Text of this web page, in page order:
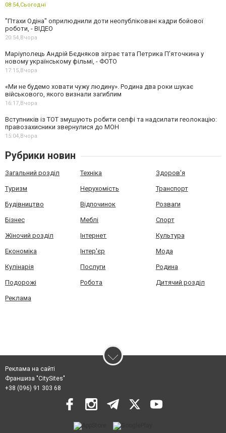
08:54,Сьогодні
"Птахи Одіна" оприлюднили доти неопубліковані кадри бойової
роботи, - ВІДЕО
20:54,Вчора
Маріуполець Андрій Бєдняков зіграє тата Петрика П’яточкина у
новому українському фільмі, - ФОТО
17:15,Вчора
«Ми не будемо ховати чужу людину». Родина два роки шукає
військового, якого визнали загиблим
16:17,Вчора
Вступників із ТОТ змушують робити селфі та надсилати геолокацію:
правозахисники звернулися до МОН
15:04,Вчора
Рубрики новин
Загальний розділ Техніка Здоров'я
Туризм Нерухомість Транспорт
Будівництво Відпочинок Розваги
Бізнес Меблі Спорт
Жіночий розділ Інтернет Культура
Економіка Інтер'єр Мода
Кулінарія Послуги Родина
Подорожі Робота Дитячий розділ
Реклама
Реклама на сайті
Франшиза "CitySites"
+38 (096) 91 303 68